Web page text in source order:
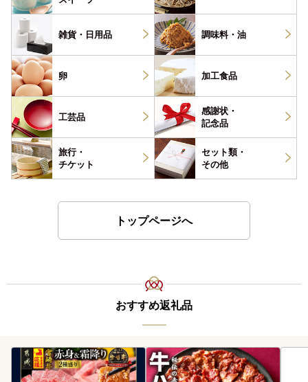
雑貨・ 日用品 調味料・ 油
卵 加工食品
工芸品
感謝状・
記念品
旅行・
チケット
セット類・
その他
トップページへ
おすすめ返礼品